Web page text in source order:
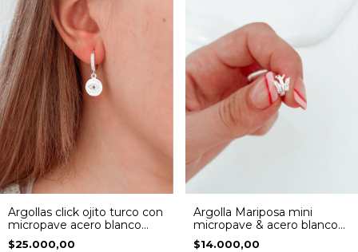
Argollas click ojito turco con
micropave acero blanco
(PAR)
$25.000,00
Argolla Mariposa mini
micropave & acero blanco
(UNIDAD)
$14.000,00